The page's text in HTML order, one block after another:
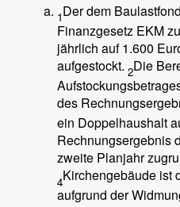
1Der dem
Finanzgesetz EKM
jährlich auf 1.600
aufgestockt. 2Die
des
ein Doppelhaushalt
Rechnungsergebnis
zweite Planjahr
4Kirchengebäude ist
aufgrund der